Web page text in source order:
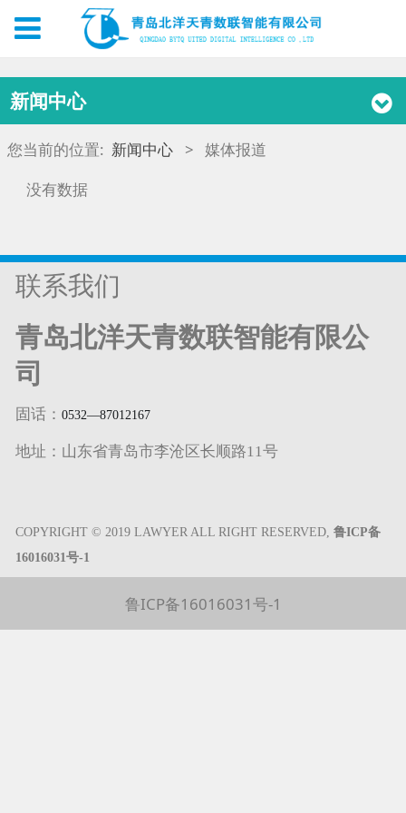
新闻中心
您当前的位置: 新闻中心 > 媒体报道
没有数据
联系我们
青岛北洋天青数联智能有限公
司
固话： 0532—87012167
地址：山东省青岛市李沧区长顺路11号
COPYRIGHT © 2019 LAWYER ALL RIGHT RESERVED, 鲁ICP备
16016031号-1
鲁ICP备16016031号-1